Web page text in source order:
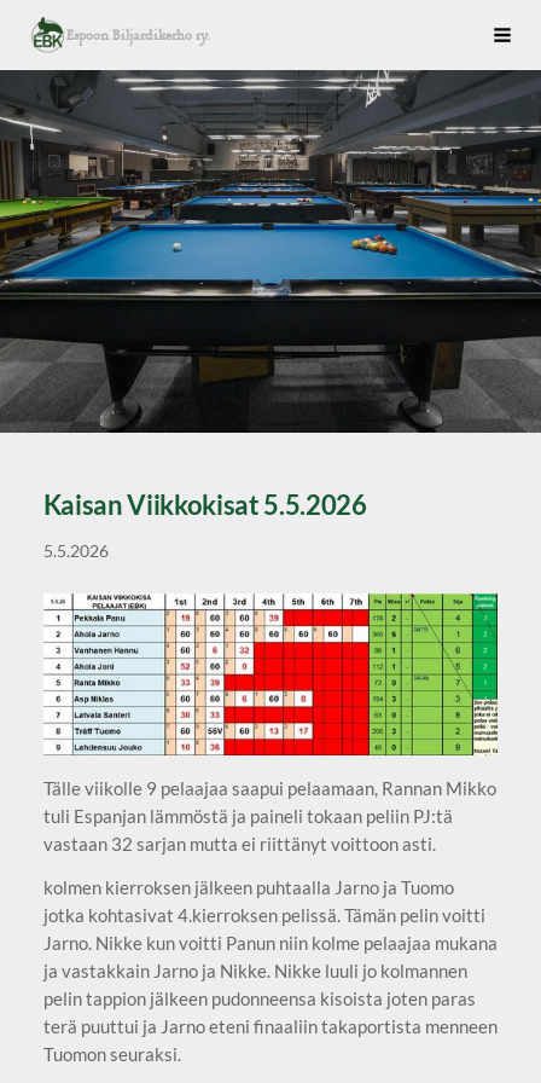
Siirry
sivun
sisältöön
Espoon Biljardikerho ry.
Kaisan Viikkokisat 5.5.2026
5.5.2026
Tälle viikolle 9 pelaajaa saapui pelaamaan, Rannan Mikko
tuli Espanjan lämmöstä ja paineli tokaan peliin PJ:tä
vastaan 32 sarjan mutta ei riittänyt voittoon asti.
kolmen kierroksen jälkeen puhtaalla Jarno ja Tuomo
jotka kohtasivat 4.kierroksen pelissä. Tämän pelin voitti
Jarno. Nikke kun voitti Panun niin kolme pelaajaa mukana
ja vastakkain Jarno ja Nikke. Nikke luuli jo kolmannen
pelin tappion jälkeen pudonneensa kisoista joten paras
terä puuttui ja Jarno eteni finaaliin takaportista menneen
Tuomon seuraksi.